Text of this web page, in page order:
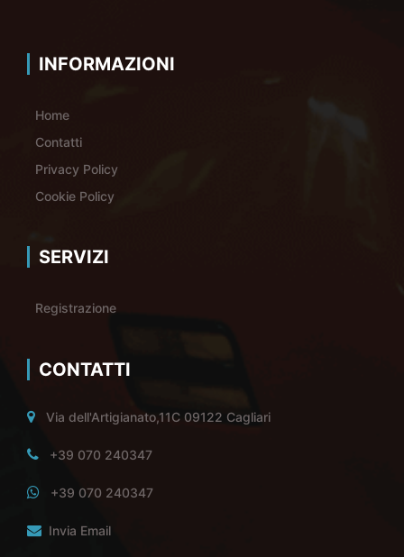
INFORMAZIONI
Home
Contatti
Privacy Policy
Cookie Policy
SERVIZI
Registrazione
CONTATTI
Via dell'Artigianato,11C 09122 Cagliari
+39 070 240347
+39 070 240347
Invia Email